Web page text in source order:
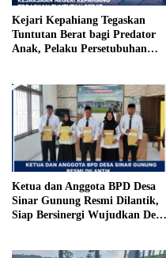
Kejari Kepahiang Tegaskan
Tuntutan Berat bagi Predator
Anak, Pelaku Persetubuhan
Penjara
Ketua dan Anggota BPD Desa
Sinar Gunung Resmi Dilantik,
Siap Bersinergi Wujudkan Desa